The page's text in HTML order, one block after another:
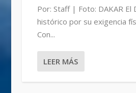
Por: Staff | Foto: DAKAR El
histórico por su exigencia
Con...
LEER MÁS